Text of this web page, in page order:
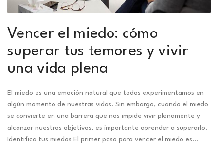
Vencer el miedo: cómo
superar tus temores y vivir
una vida plena
El miedo es una emoción natural que todos experimentamos en
algún momento de nuestras vidas. Sin embargo, cuando el miedo
se convierte en una barrera que nos impide vivir plenamente y
alcanzar nuestros objetivos, es importante aprender a superarlo.
Identifica tus miedos El primer paso para vencer el miedo es…